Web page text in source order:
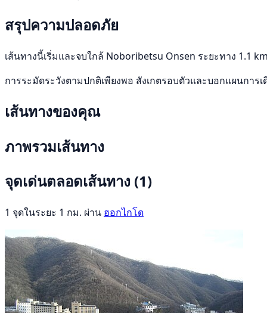
สรุปความปลอดภัย
เส้นทางนี้เริ่มและจบใกล้ Noboribetsu Onsen ระยะทาง 1.1
การระมัดระวังตามปกติเพียงพอ สังเกตรอบตัวและบอกแผนการ
เส้นทางของคุณ
ภาพรวมเส้นทาง
จุดเด่นตลอดเส้นทาง (1)
1 จุดในระยะ 1 กม. ผ่าน ฮอกไกโด